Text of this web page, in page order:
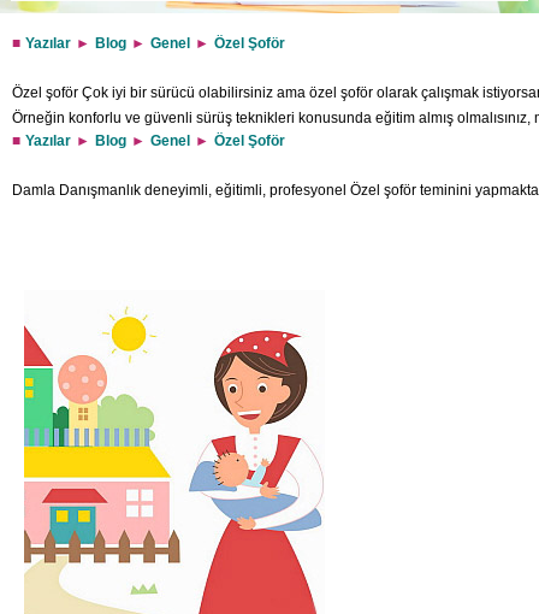
Yazılar Blog Genel Özel Şoför
Özel şoför Çok iyi bir sürücü olabilirsiniz ama özel şoför olarak çalışmak
Örneğin konforlu ve güvenli sürüş teknikleri konusunda eğitim almış
kendine saklayabilen biri olmalısınız ve fiziksel kondisyonunuz iyi olmalı.
şoförlüğün gerektirdiği niteliklere sahipseniz
Yazılar Blog Genel Özel Şoför
Damla Danışmanlık deneyimli, eğitimli, profesyonel Özel şoför teminini